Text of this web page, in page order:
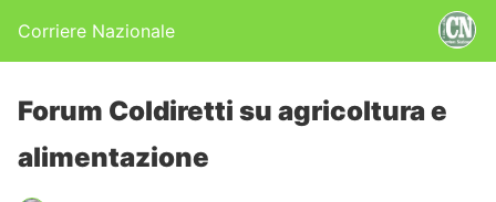
Corriere Nazionale
Forum Coldiretti su agricoltura e
alimentazione